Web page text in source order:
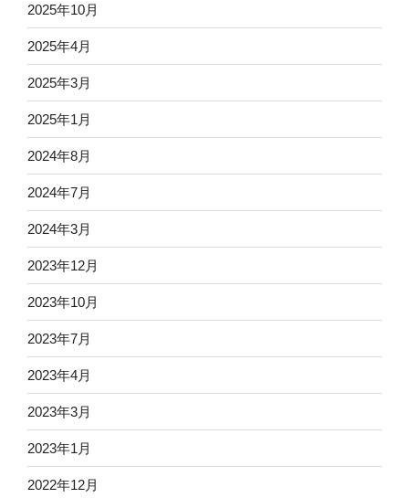
2025年10月
2025年4月
2025年3月
2025年1月
2024年8月
2024年7月
2024年3月
2023年12月
2023年10月
2023年7月
2023年4月
2023年3月
2023年1月
2022年12月